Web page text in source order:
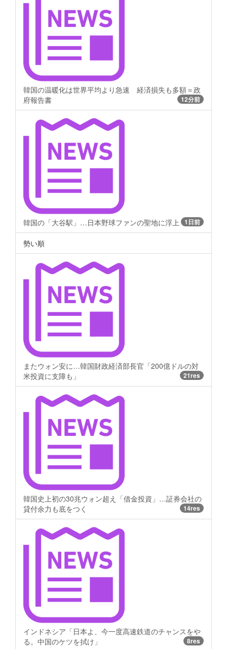
韓国の温暖化は世界平均より急速 経済損失も多額＝政
府報告書
12分前
韓国の「大谷駅」…日本野球ファンの聖地に浮上 1日前
勢い順
またウォン安に…韓国財政経済部長官「200億ドルの対
米投資に支障も」
21res
韓国史上初の30兆ウォン超え「借金投資」…証券会社の
貸付余力も底をつく
14res
インドネシア「日本よ、今一度高速鉄道のチャンスをや
る。中国のケツを拭け」
8res